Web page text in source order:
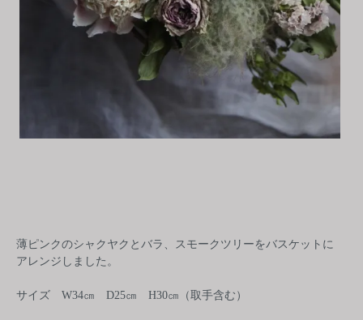
薄ピンクのシャクヤクとバラ、スモークツリーをバスケットに
アレンジしました。
サイズ W34㎝ D25㎝ H30㎝（取手含む）